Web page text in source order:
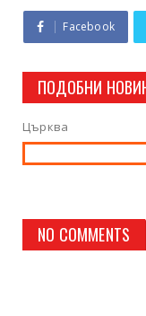
Facebook
ПОДОБНИ
Църква
NO COMMENTS